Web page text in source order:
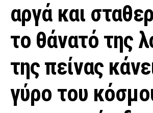
αργά και
το θάνατό της
της πείνας
γύρο του